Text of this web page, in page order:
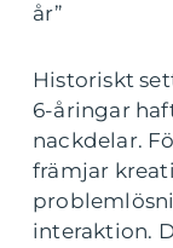
år”
Historiskt
6-åringar
nackdelar.
främjar
interaktion.